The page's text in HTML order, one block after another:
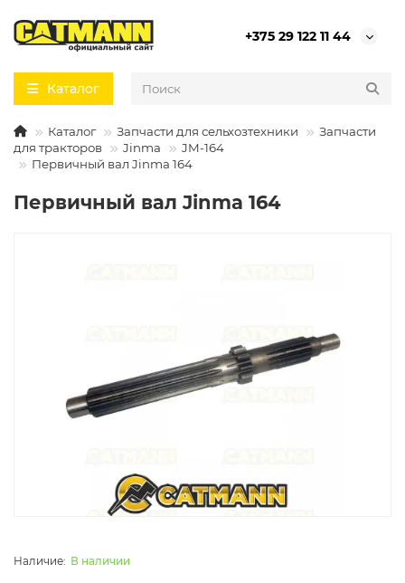
+375 29 122 11 44
Каталог
Каталог Запчасти для сельхозтехники
Запчасти
для тракторов
Jinma
JM-164
Первичный вал Jinma 164
Первичный вал Jinma 164
В наличии